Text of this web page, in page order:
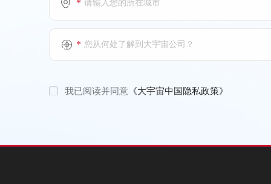
*
您从何处了解到大宇宙公司？
*
我已阅读并同意 《大宇宙中国隐私政策》